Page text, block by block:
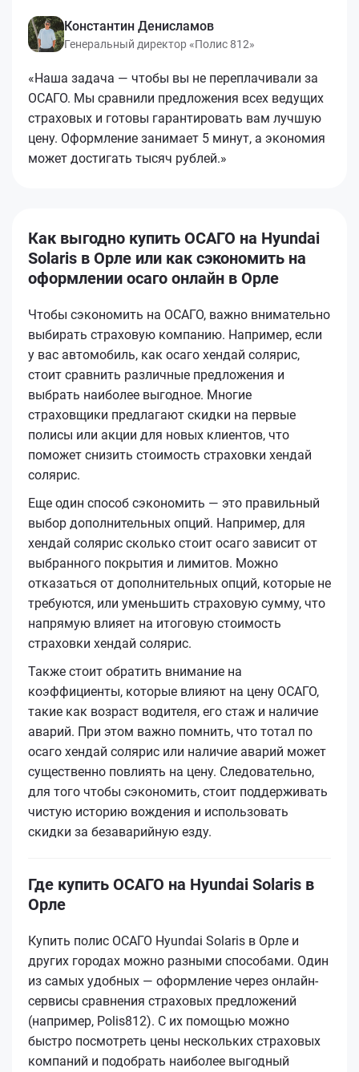
Константин Денисламов
Генеральный директор «Полис 812»
«Наша задача — чтобы вы не переплачивали за
ОСАГО. Мы сравнили предложения всех ведущих
страховых и готовы гарантировать вам лучшую
цену. Оформление занимает 5 минут, а экономия
может достигать тысяч рублей.»
Как выгодно купить ОСАГО на Hyundai
Solaris в Орле или как сэкономить на
оформлении осаго онлайн в Орле
Чтобы сэкономить на ОСАГО, важно внимательно
выбирать страховую компанию. Например, если
у вас автомобиль, как осаго хендай солярис,
стоит сравнить различные предложения и
выбрать наиболее выгодное. Многие
страховщики предлагают скидки на первые
полисы или акции для новых клиентов, что
поможет снизить стоимость страховки хендай
солярис.
Еще один способ сэкономить — это правильный
выбор дополнительных опций. Например, для
хендай солярис сколько стоит осаго зависит от
выбранного покрытия и лимитов. Можно
отказаться от дополнительных опций, которые не
требуются, или уменьшить страховую сумму, что
напрямую влияет на итоговую стоимость
страховки хендай солярис.
Также стоит обратить внимание на
коэффициенты, которые влияют на цену ОСАГО,
такие как возраст водителя, его стаж и наличие
аварий. При этом важно помнить, что тотал по
осаго хендай солярис или наличие аварий может
существенно повлиять на цену. Следовательно,
для того чтобы сэкономить, стоит поддерживать
чистую историю вождения и использовать
скидки за безаварийную езду.
Где купить ОСАГО на Hyundai Solaris в
Орле
Купить полис ОСАГО Hyundai Solaris в Орле и
других городах можно разными способами. Один
из самых удобных — оформление через онлайн-
сервисы сравнения страховых предложений
(например, Polis812). С их помощью можно
быстро посмотреть цены нескольких страховых
компаний и подобрать наиболее выгодный